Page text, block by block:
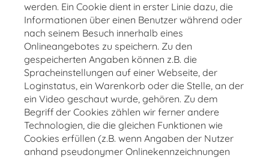
werden. Ein Cookie dient in erster Linie dazu, die
Informationen über einen Benutzer während oder
nach seinem Besuch innerhalb eines
Onlineangebotes zu speichern. Zu den
gespeicherten Angaben können z.B. die
Spracheinstellungen auf einer Webseite, der
Loginstatus, ein Warenkorb oder die Stelle, an der
ein Video geschaut wurde, gehören. Zu dem
Begriff der Cookies zählen wir ferner andere
Technologien, die die gleichen Funktionen wie
Cookies erfüllen (z.B. wenn Angaben der Nutzer
anhand pseudonymer Onlinekennzeichnungen